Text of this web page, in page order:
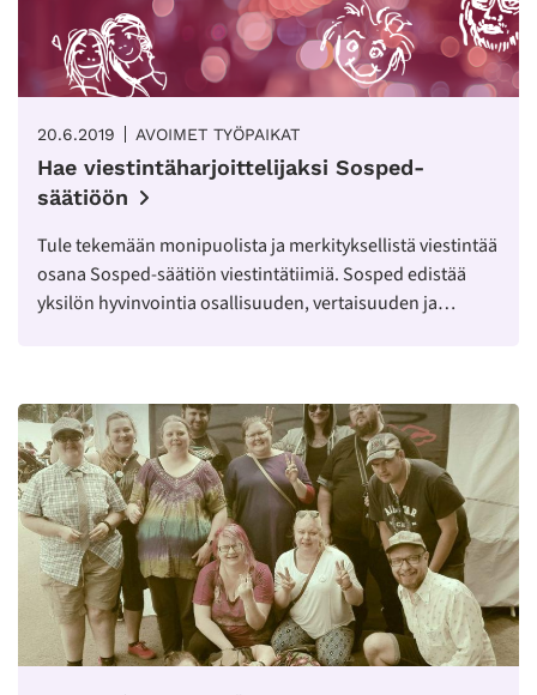
20.6.2019 AVOIMET TYÖPAIKAT
Hae viestintäharjoittelijaksi Sosped-
säätiöön
Tule tekemään monipuolista ja merkityksellistä viestintää
osana Sosped-säätiön viestintätiimiä. Sosped edistää
yksilön hyvinvointia osallisuuden, vertaisuuden ja…